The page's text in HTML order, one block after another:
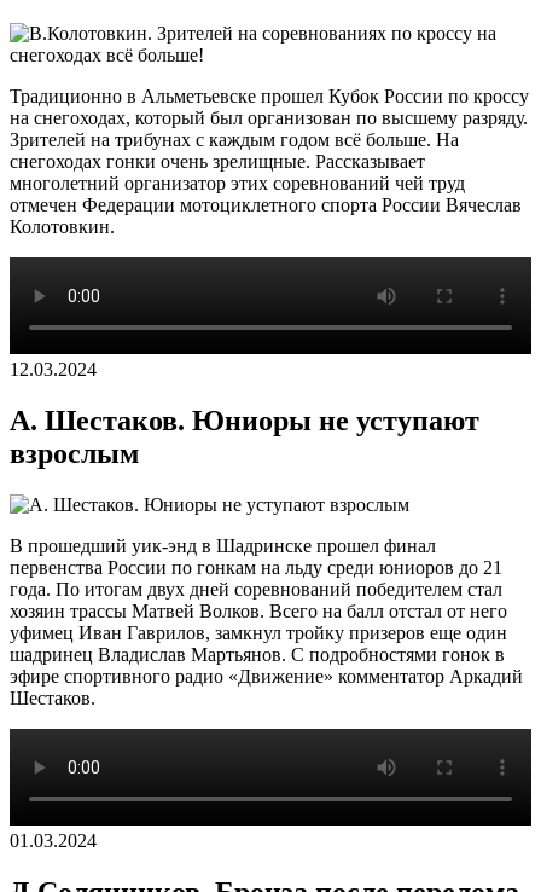
Традиционно в Альметьевске прошел Кубок России по кроссу
на снегоходах, который был организован по высшему разряду.
Зрителей на трибунах с каждым годом всё больше. На
снегоходах гонки очень зрелищные. Рассказывает
многолетний организатор этих соревнований чей труд
отмечен Федерации мотоциклетного спорта России Вячеслав
Колотовкин.
12.03.2024
А. Шестаков. Юниоры не уступают
взрослым
В прошедший уик-энд в Шадринске прошел финал
первенства России по гонкам на льду среди юниоров до 21
года. По итогам двух дней соревнований победителем стал
хозяин трассы Матвей Волков. Всего на балл отстал от него
уфимец Иван Гаврилов, замкнул тройку призеров еще один
шадринец Владислав Мартьянов. С подробностями гонок в
эфире спортивного радио «Движение» комментатор Аркадий
Шестаков.
01.03.2024